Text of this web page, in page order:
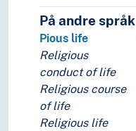
På andre språk
Pious life
Religious
conduct of life
Religious course
of life
Religious life